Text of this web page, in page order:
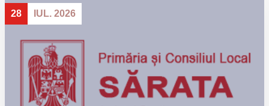
28 IUL. 2026